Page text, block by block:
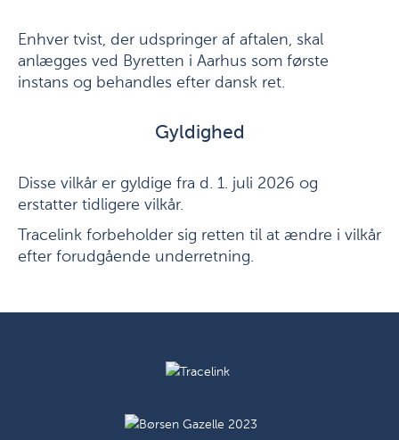
Enhver tvist, der udspringer af aftalen, skal
anlægges ved Byretten i Aarhus som første
instans og behandles efter dansk ret.
Gyldighed
Disse vilkår er gyldige fra d. 1. juli 2026 og
erstatter tidligere vilkår.
Tracelink forbeholder sig retten til at ændre i vilkår
efter forudgående underretning.